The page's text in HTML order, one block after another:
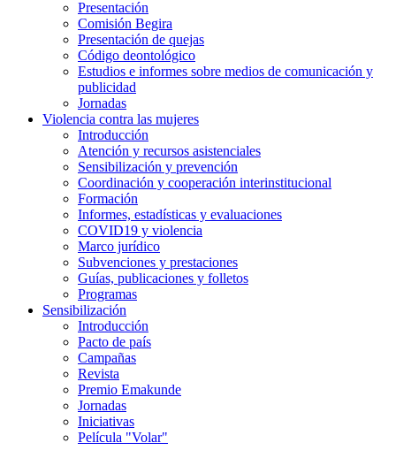
Presentación
Comisión Begira
Presentación de quejas
Código deontológico
Estudios e informes sobre medios de comunicación y
publicidad
Jornadas
Violencia contra las mujeres
Introducción
Atención y recursos asistenciales
Sensibilización y prevención
Coordinación y cooperación interinstitucional
Formación
Informes, estadísticas y evaluaciones
COVID19 y violencia
Marco jurídico
Subvenciones y prestaciones
Guías, publicaciones y folletos
Programas
Sensibilización
Introducción
Pacto de país
Campañas
Revista
Premio Emakunde
Jornadas
Iniciativas
Película "Volar"